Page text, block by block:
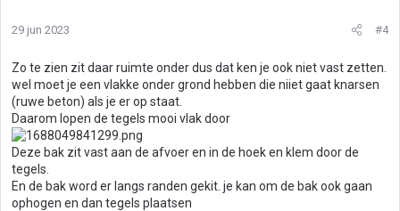
29 jun 2023 #4
Zo te zien zit daar ruimte onder dus dat ken je ook niet vast zetten.
wel moet je een vlakke onder grond hebben die niiet gaat knarsen
(ruwe beton) als je er op staat.
Daarom lopen de tegels mooi vlak door
Deze bak zit vast aan de afvoer en in de hoek en klem door de
tegels.
En de bak word er langs randen gekit. je kan om de bak ook gaan
ophogen en dan tegels plaatsen